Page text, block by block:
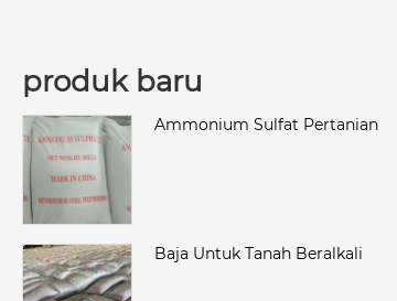
produk baru
Ammonium Sulfat Pertanian
Baja Untuk Tanah Beralkali